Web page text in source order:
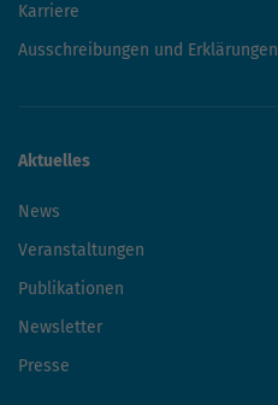
Karriere
Ausschreibungen und Erklärungen
Aktuelles
News
Veranstaltungen
Publikationen
Newsletter
Presse